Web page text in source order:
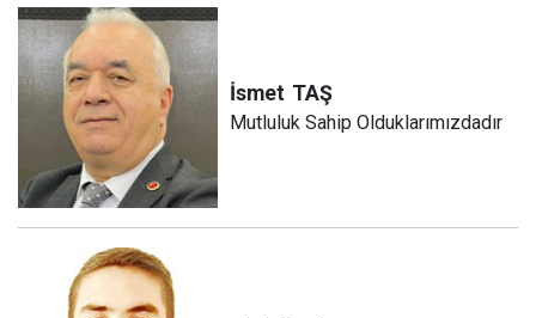
İsmet TAŞ
Mutluluk Sahip Olduklarımızdadır